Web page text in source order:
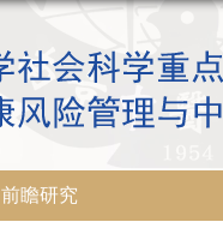
前瞻研究